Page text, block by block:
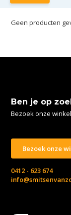
Geen producten
Ben je op
Bezoek onze
Bezoek onze
0412 - 623 674